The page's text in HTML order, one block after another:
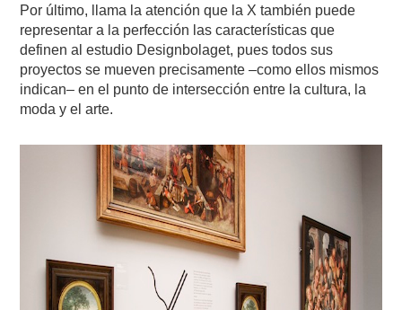
Por último, llama la atención que la X también puede
representar a la perfección las características que
definen al estudio Designbolaget, pues todos sus
proyectos se mueven precisamente –como ellos mismos
indican– en el punto de intersección entre la cultura, la
moda y el arte.